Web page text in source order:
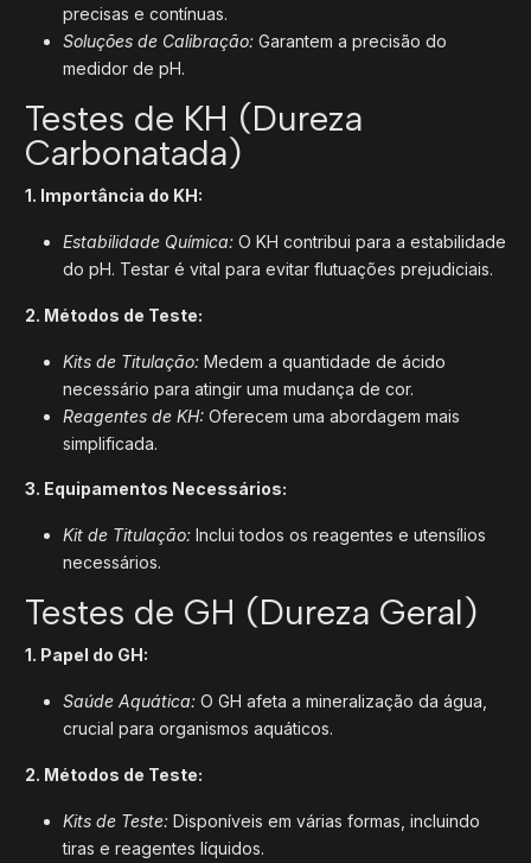
precisas e contínuas.
Soluções de Calibração: Garantem a precisão do
medidor de pH.
Testes de KH (Dureza
Carbonatada)
1. Importância do KH:
Estabilidade Química: O KH contribui para a estabilidade
do pH. Testar é vital para evitar flutuações prejudiciais.
2. Métodos de Teste:
Kits de Titulação: Medem a quantidade de ácido
necessário para atingir uma mudança de cor.
Reagentes de KH: Oferecem uma abordagem mais
simplificada.
3. Equipamentos Necessários:
Kit de Titulação: Inclui todos os reagentes e utensílios
necessários.
Testes de GH (Dureza Geral)
1. Papel do GH:
Saúde Aquática: O GH afeta a mineralização da água,
crucial para organismos aquáticos.
2. Métodos de Teste:
Kits de Teste: Disponíveis em várias formas, incluindo
tiras e reagentes líquidos.